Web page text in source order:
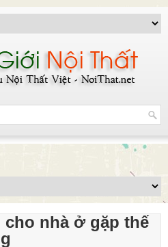
cho nhà ở gặp thế